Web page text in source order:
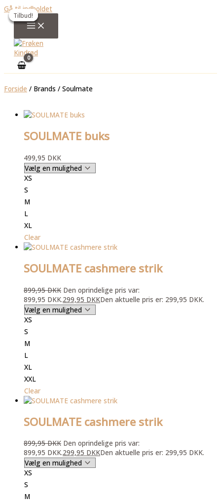
Gå til indholdet
Forside / Brands / Soulmate
SOULMATE buks
499,95 DKK
XS
S
M
L
XL
Clear
Tilbud!
SOULMATE cashmere strik
899,95DKK Den oprindelige pris var:
899,95 DKK.299,95 DKKDen aktuelle pris er: 299,95 DKK.
XS
S
M
L
XL
XXL
Clear
Tilbud!
SOULMATE cashmere strik
899,95DKK Den oprindelige pris var:
899,95 DKK.299,95 DKKDen aktuelle pris er: 299,95 DKK.
XS
S
M
Tilbud!
Tilbud!